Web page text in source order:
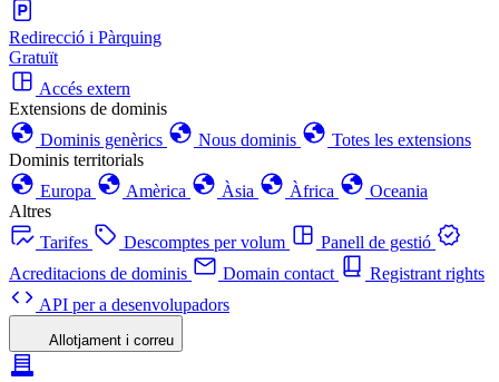
Redirecció i Pàrquing
Gratuït
Accés extern
Extensions de dominis
Dominis genèrics
Nous dominis
Totes les extensions
Dominis territorials
Europa
Amèrica Àsia Àfrica
Oceania
Altres
Tarifes
Descomptes per volum
Panell de gestió
Acreditacions de dominis
Domain contact
Registrant rights
API per a desenvolupadors
Allotjament i correu